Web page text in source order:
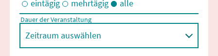
Eintägige und/oder mehrtägige Veranstaltungen
eintägig mehrtägig alle
Dauer der Veranstaltung
Zeitraum auswählen